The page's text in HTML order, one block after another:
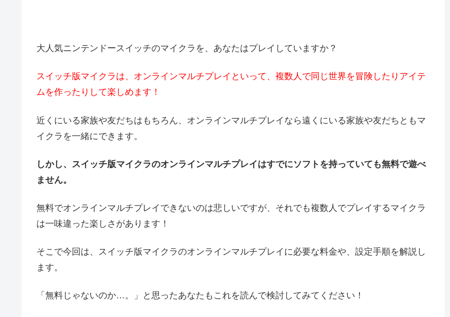
大人気ニンテンドースイッチのマイクラを、あなたはプレイしていますか？
スイッチ版マイクラは、オンラインマルチプレイといって、複数人で同じ世界を冒険したりアイテ
ムを作ったりして楽しめます！
近くにいる家族や友だちはもちろん、オンラインマルチプレイなら遠くにいる家族や友だちともマ
イクラを一緒にできます。
しかし、スイッチ版マイクラのオンラインマルチプレイはすでにソフトを持っていても無料で遊べ
ません。
無料でオンラインマルチプレイできないのは悲しいですが、それでも複数人でプレイするマイクラ
は一味違った楽しさがあります！
そこで今回は、スイッチ版マイクラのオンラインマルチプレイに必要な料金や、設定手順を解説し
ます。
「無料じゃないのか…。」と思ったあなたもこれを読んで検討してみてください！